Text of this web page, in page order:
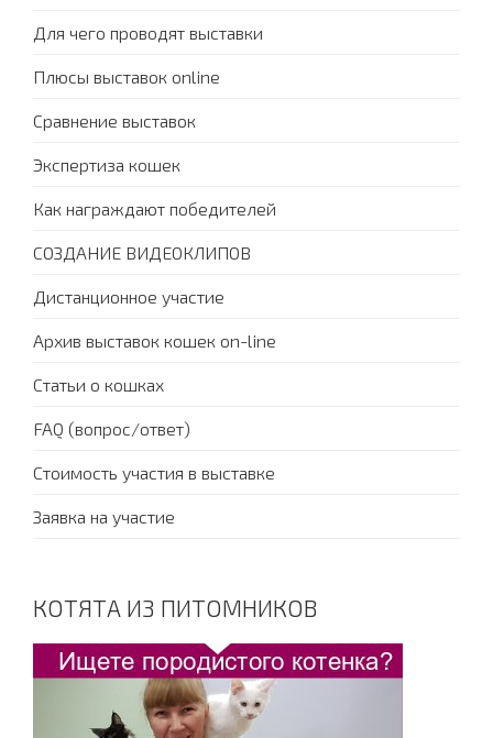
Для чего проводят выставки
Плюсы выставок online
Сравнение выставок
Экспертиза кошек
Как награждают победителей
СОЗДАНИЕ ВИДЕОКЛИПОВ
Дистанционное участие
Архив выставок кошек on-line
Статьи о кошках
FAQ (вопрос/ответ)
Стоимость участия в выставке
Заявка на участие
КОТЯТА ИЗ ПИТОМНИКОВ